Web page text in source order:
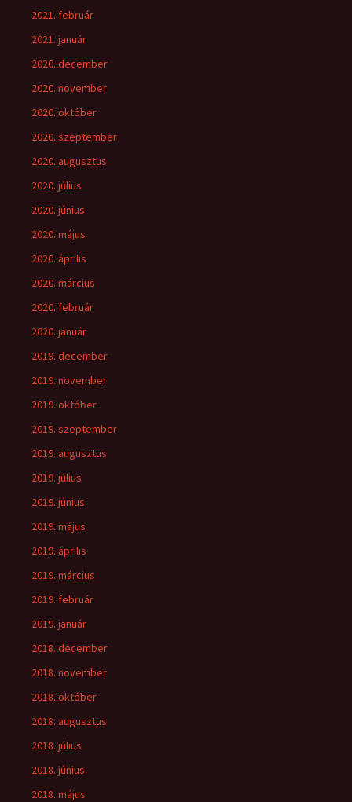
2021. február
2021. január
2020. december
2020. november
2020. október
2020. szeptember
2020. augusztus
2020. július
2020. június
2020. május
2020. április
2020. március
2020. február
2020. január
2019. december
2019. november
2019. október
2019. szeptember
2019. augusztus
2019. július
2019. június
2019. május
2019. április
2019. március
2019. február
2019. január
2018. december
2018. november
2018. október
2018. augusztus
2018. július
2018. június
2018. május